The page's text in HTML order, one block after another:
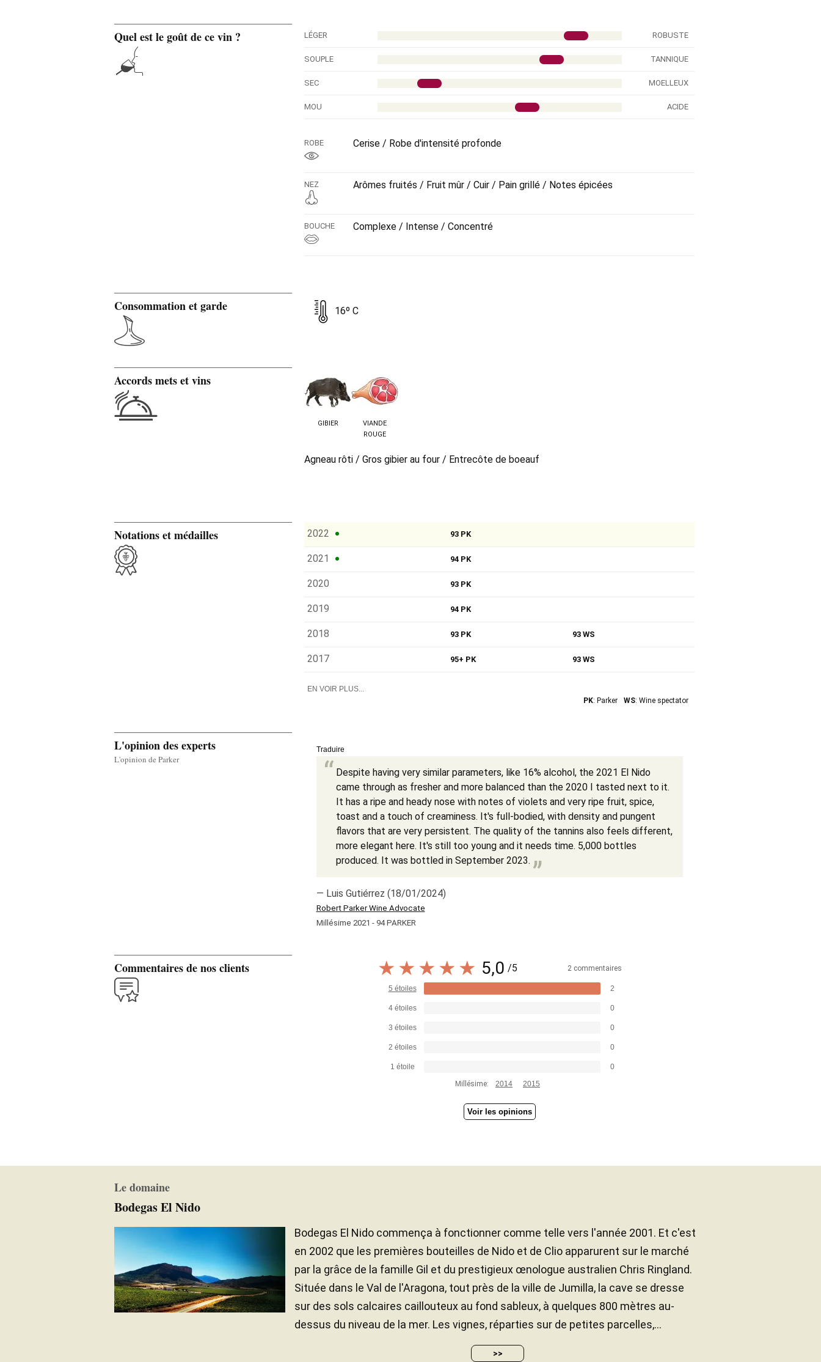
Quel est le goût de ce vin ? LÉGER ROBUSTE
SOUPLE TANNIQUE
SEC MOELLEUX
MOU ACIDE
ROBE Cerise / Robe d'intensité profonde
NEZ Arômes fruités / Fruit mûr / Cuir / Pain grillé / Notes épicées
BOUCHE Complexe / Intense / Concentré
Consommation et garde 16º C
Accords mets et vins
GIBIER
VIANDE
ROUGE
Agneau rôti / Gros gibier au four / Entrecôte de boeauf
Notations et médailles 2022 93 PK
2021 94 PK
2020 93 PK
2019 94 PK
2018 93 PK 93 WS
2017 95+ PK 93 WS
EN VOIR PLUS...
PK: Parker WS: Wine spectator
L'opinion des experts
L'opinion de Parker
Traduire
Despite having very similar parameters, like 16% alcohol, the 2021 El Nido
came through as fresher and more balanced than the 2020 I tasted next to it.
It has a ripe and heady nose with notes of violets and very ripe fruit, spice,
toast and a touch of creaminess. It's full-bodied, with density and pungent
flavors that are very persistent. The quality of the tannins also feels different,
more elegant here. It's still too young and it needs time. 5,000 bottles
produced. It was bottled in September 2023.
— Luis Gutiérrez (18/01/2024)
Robert Parker Wine Advocate
Millésime 2021 - 94 PARKER
Commentaires de nos clients 5,0 /5 2 commentaires
5 étoiles 2
4 étoiles 0
3 étoiles 0
2 étoiles 0
1 étoile
0
Millésime:
2014 2015
Voir les opinions
Le domaine
Bodegas El Nido
Bodegas El Nido commença à fonctionner comme telle vers l'année 2001. Et c'est
en 2002 que les premières bouteilles de Nido et de Clio apparurent sur le marché
par la grâce de la famille Gil et du prestigieux œnologue australien Chris Ringland.
Située dans le Val de l'Aragona, tout près de la ville de Jumilla, la cave se dresse
sur des sols calcaires caillouteux au fond sableux, à quelques 800 mètres au-
dessus du niveau de la mer. Les vignes, réparties sur de petites parcelles,...
>>